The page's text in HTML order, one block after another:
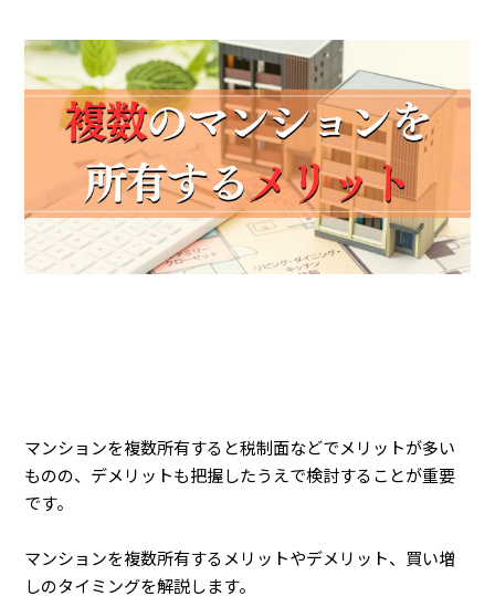
マンションを複数所有すると税制面などでメリットが多い
ものの、デメリットも把握したうえで検討することが重要
です。
マンションを複数所有するメリットやデメリット、買い増
しのタイミングを解説します。